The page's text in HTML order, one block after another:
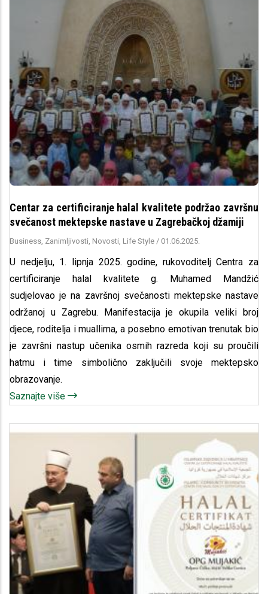
Centar za certificiranje halal kvalitete podržao završnu
svečanost mektepske nastave u Zagrebačkoj džamiji
Business, Zanimljivosti, Novosti, Life Style / 01.06.2025.
U nedjelju, 1. lipnja 2025. godine, rukovoditelj Centra za
certificiranje halal kvalitete g. Muhamed Mandžić
sudjelovao je na završnoj svečanosti mektepske nastave
održanoj u Zagrebu. Manifestacija je okupila veliki broj
djece, roditelja i muallima, a posebno emotivan trenutak bio
je završni nastup učenika osmih razreda koji su proučili
hatmu i time simbolično zaključili svoje mektepsko
obrazovanje.
Saznajte više